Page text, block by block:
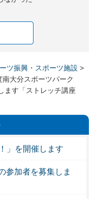
ツ振興・スポーツ施設 >
南大分スポーツパーク
ます「ストレッチ講座
」を開催します
参加者を募集しま